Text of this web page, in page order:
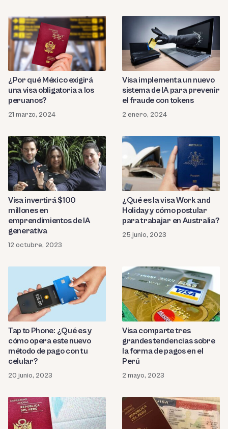
¿Por qué México exigirá
una visa obligatoria a los
peruanos?
21 marzo, 2024
Visa implementa un nuevo
sistema de IA para prevenir
el fraude con tokens
2 enero, 2024
Visa invertirá $100
millones en
emprendimientos de IA
generativa
12 octubre, 2023
¿Qué es la visa Work and
Holiday y cómo postular
para trabajar en Australia?
25 junio, 2023
Tap to Phone: ¿Qué es y
cómo opera este nuevo
método de pago con tu
celular?
20 junio, 2023
Visa comparte tres
grandes tendencias sobre
la forma de pagos en el
Perú
2 mayo, 2023